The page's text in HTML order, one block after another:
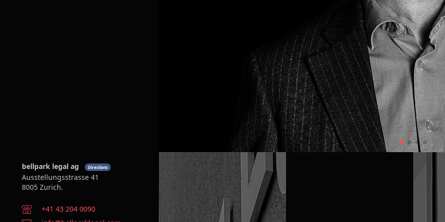
bellpark legal ag Directions
Ausstellungsstrasse 41
8005 Zurich.
Telephone+41 43 204 0090